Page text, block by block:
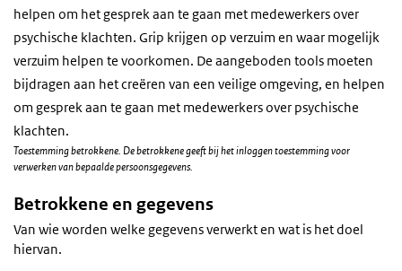
helpen om het gesprek aan te gaan met medewerkers over
psychische klachten. Grip krijgen op verzuim en waar mogelijk
verzuim helpen te voorkomen. De aangeboden tools moeten
bijdragen aan het creëren van een veilige omgeving, en helpen
om gesprek aan te gaan met medewerkers over psychische
klachten.
Toestemming betrokkene. De betrokkene geeft bij het inloggen toestemming voor
verwerken van bepaalde persoonsgegevens.
Betrokkene en gegevens
Van wie worden welke gegevens verwerkt en wat is het doel
hiervan.